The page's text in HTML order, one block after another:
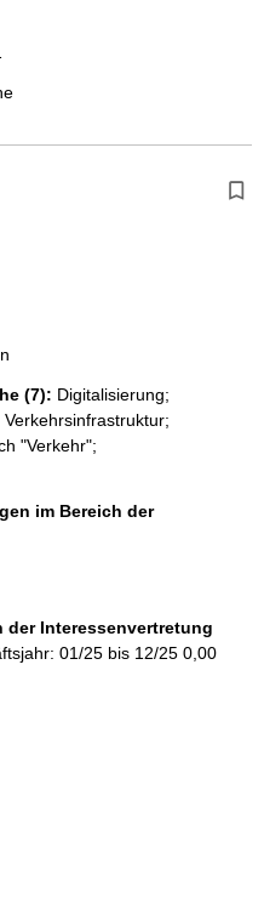
(7): Digitalisierung;
"Verkehr";
im Bereich der
der Interessenvertretung
01/25 bis 12/25 0,00